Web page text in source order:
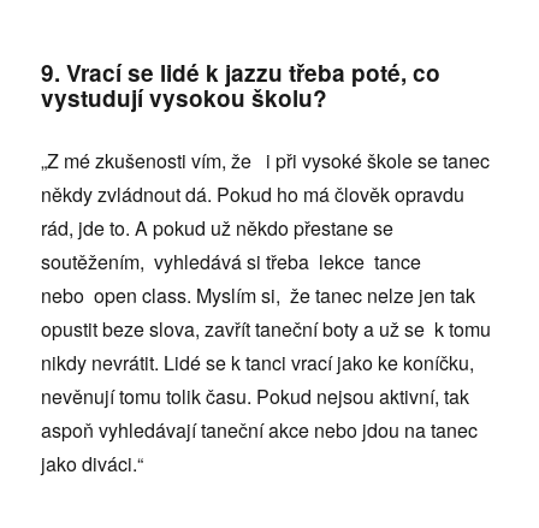
9. Vrací se lidé k jazzu třeba poté, co
vystudují vysokou školu?
„Z mé zkušenosti vím, že i při vysoké škole se tanec
někdy zvládnout dá. Pokud ho má člověk opravdu
rád, jde to. A pokud už někdo přestane se
soutěžením, vyhledává si třeba lekce tance
nebo open class. Myslím si, že tanec nelze jen tak
opustit beze slova, zavřít taneční boty a už se k tomu
nikdy nevrátit. Lidé se k tanci vrací jako ke koníčku,
nevěnují tomu tolik času. Pokud nejsou aktivní, tak
aspoň vyhledávají taneční akce nebo jdou na tanec
jako diváci.“